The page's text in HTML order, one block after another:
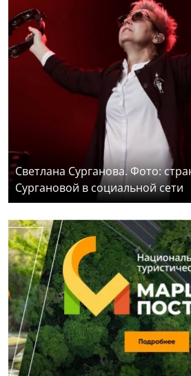
Светлана Сурганова. Фото:
Сургановой в социальной сети